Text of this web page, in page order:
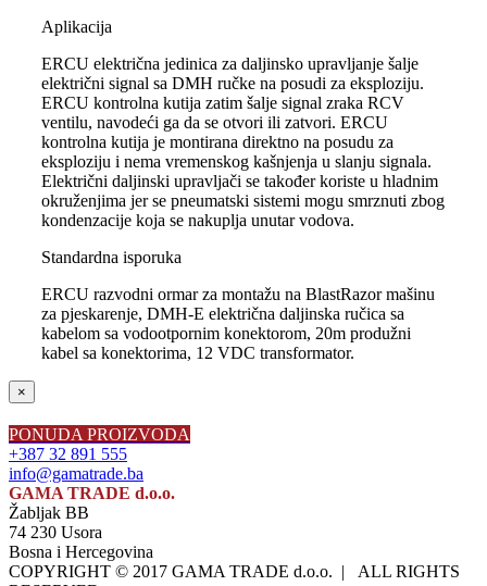
Aplikacija
ERCU električna jedinica za daljinsko upravljanje šalje
električni signal sa DMH ručke na posudi za eksploziju.
ERCU kontrolna kutija zatim šalje signal zraka RCV
ventilu, navodeći ga da se otvori ili zatvori. ERCU
kontrolna kutija je montirana direktno na posudu za
eksploziju i nema vremenskog kašnjenja u slanju signala.
Električni daljinski upravljači se također koriste u hladnim
okruženjima jer se pneumatski sistemi mogu smrznuti zbog
kondenzacije koja se nakuplja unutar vodova.
Standardna isporuka
ERCU razvodni ormar za montažu na BlastRazor mašinu
za pjeskarenje, DMH-E električna daljinska ručica sa
kabelom sa vodootpornim konektorom, 20m produžni
kabel sa konektorima, 12 VDC transformator.
Close
product
quick
view
×
PONUDA PROIZVODA
+387 32 891 555
info@gamatrade.ba
GAMA TRADE d.o.o.
Žabljak BB
74 230 Usora
Bosna i Hercegovina
COPYRIGHT © 2017 GAMA TRADE d.o.o. | ALL RIGHTS